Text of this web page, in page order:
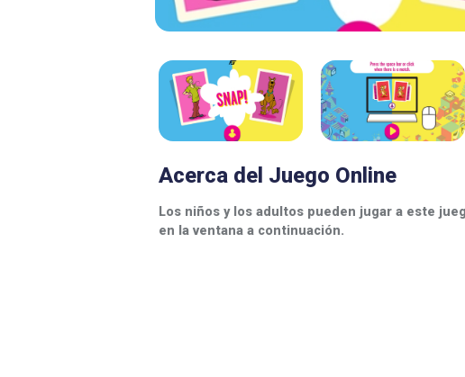
Acerca del Juego Online
Los niños y los adultos pueden jugar a este
en la ventana a continuación.